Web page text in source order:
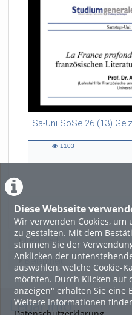
Diese Webseite
Wir verwenden Cookies,
zu gestalten. Mit dem
stimmen Sie der
Anklicken der
auswählen, welche Cookie-
möchten. Durch Klicken auf
anzeigen" erhalten Sie eine
Weitere Informationen
Sa-Uni SoSe 26 (13) Gelz
55:13 duration
1103
Featured
Beliebtheit
Legal Info